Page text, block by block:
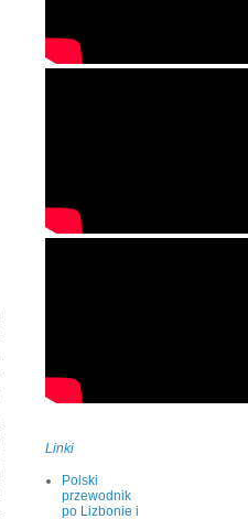
Linki
Polski
przewodnik
po Lizbonie i